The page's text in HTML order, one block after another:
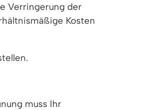
Verringerung der
Kosten
muss Ihr